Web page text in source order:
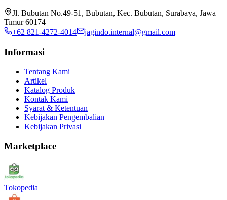
Jl. Bubutan No.49-51, Bubutan, Kec. Bubutan, Surabaya, Jawa
Timur 60174
+62 821-4272-4014
jagindo.internal@gmail.com
Informasi
Tentang Kami
Artikel
Katalog Produk
Kontak Kami
Syarat & Ketentuan
Kebijakan Pengembalian
Kebijakan Privasi
Marketplace
Tokopedia